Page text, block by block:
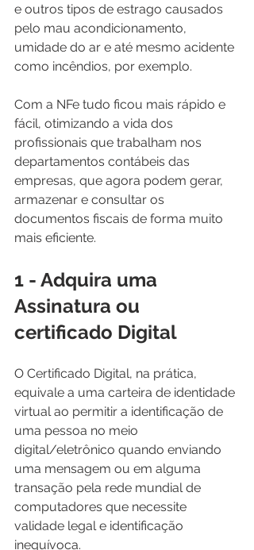
e outros tipos de estrago causados
pelo mau acondicionamento,
umidade do ar e até mesmo acidente
como incêndios, por exemplo.
Com a NFe tudo ficou mais rápido e
fácil, otimizando a vida dos
profissionais que trabalham nos
departamentos contábeis das
empresas, que agora podem gerar,
armazenar e consultar os
documentos fiscais de forma muito
mais eficiente.
1 - Adquira uma
Assinatura ou
certificado Digital
O Certificado Digital, na prática,
equivale a uma carteira de identidade
virtual ao permitir a identificação de
uma pessoa no meio
digital/eletrônico quando enviando
uma mensagem ou em alguma
transação pela rede mundial de
computadores que necessite
validade legal e identificação
inequívoca.